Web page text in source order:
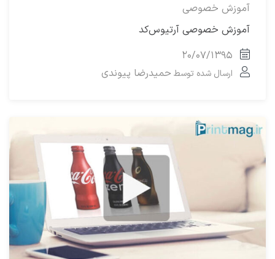
آموزش خصوصی
آموزش خصوصی آرتیوس‌‌کد
۲۰/۰۷/۱۳۹۵
ارسال شده توسط حمیدرضا پیوندی